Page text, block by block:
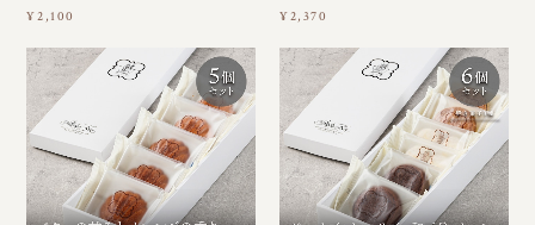
¥2,100 ¥2,370